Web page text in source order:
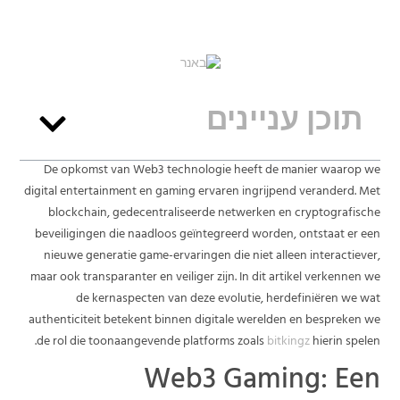
תוכן עניינים
De opkomst van Web3 technologie heeft de manier waarop we
digital entertainment en gaming ervaren ingrijpend veranderd. Met
blockchain, gedecentraliseerde netwerken en cryptografische
beveiligingen die naadloos geïntegreerd worden, ontstaat er een
nieuwe generatie game-ervaringen die niet alleen interactiever,
maar ook transparanter en veiliger zijn. In dit artikel verkennen we
de kernaspecten van deze evolutie, herdefiniëren we wat
authenticiteit betekent binnen digitale werelden en bespreken we
de rol die toonaangevende platforms zoalsbitkingzhierin spelen.
Web3 Gaming: Een